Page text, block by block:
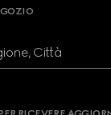
Città